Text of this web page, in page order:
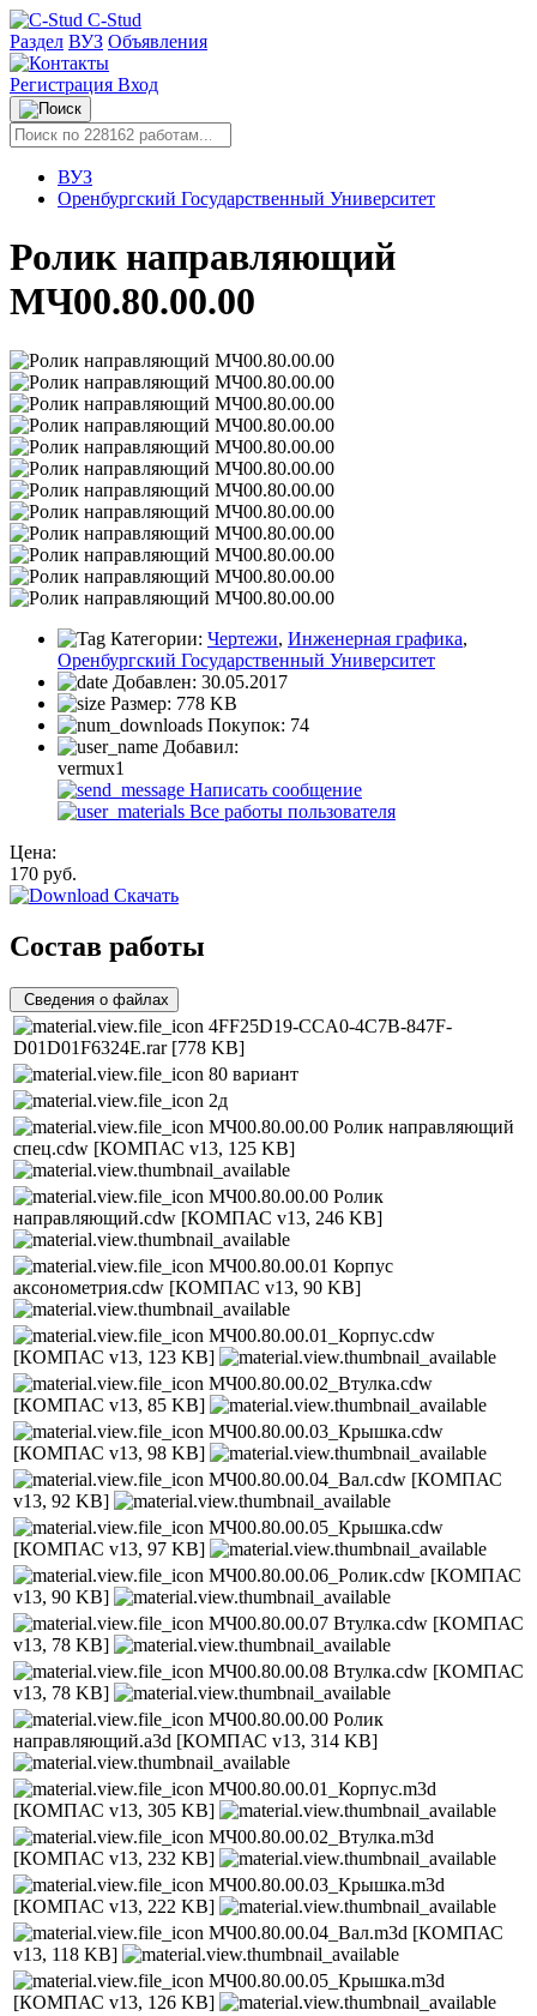
C-Stud
Раздел ВУЗ Объявления
Регистрация Вход
ВУЗ
Оренбургский Государственный Университет
Ролик направляющий
МЧ00.80.00.00
Категории: Чертежи, Инженерная графика,
Оренбургский Государственный Университет
Добавлен: 30.05.2017
Размер: 778 KB
Покупок: 74
Добавил:
vermux1
Написать сообщение
Все работы пользователя
Цена:
170 руб.
Скачать
Состав работы
Сведения о файлах
4FF25D19-CCA0-4C7B-847F-
D01D01F6324E.rar [778 KB]
80 вариант
2д
МЧ00.80.00.00 Ролик направляющий
спец.cdw [КОМПАС v13, 125 KB]
МЧ00.80.00.00 Ролик
направляющий.cdw [КОМПАС v13, 246 KB]
МЧ00.80.00.01 Корпус
аксонометрия.cdw [КОМПАС v13, 90 KB]
МЧ00.80.00.01_Корпус.cdw
[КОМПАС v13, 123 KB]
МЧ00.80.00.02_Втулка.cdw
[КОМПАС v13, 85 KB]
МЧ00.80.00.03_Крышка.cdw
[КОМПАС v13, 98 KB]
МЧ00.80.00.04_Вал.cdw [КОМПАС
v13, 92 KB]
МЧ00.80.00.05_Крышка.cdw
[КОМПАС v13, 97 KB]
МЧ00.80.00.06_Ролик.cdw [КОМПАС
v13, 90 KB]
МЧ00.80.00.07 Втулка.cdw [КОМПАС
v13, 78 KB]
МЧ00.80.00.08 Втулка.cdw [КОМПАС
v13, 78 KB]
МЧ00.80.00.00 Ролик
направляющий.a3d [КОМПАС v13, 314 KB]
МЧ00.80.00.01_Корпус.m3d
[КОМПАС v13, 305 KB]
МЧ00.80.00.02_Втулка.m3d
[КОМПАС v13, 232 KB]
МЧ00.80.00.03_Крышка.m3d
[КОМПАС v13, 222 KB]
МЧ00.80.00.04_Вал.m3d [КОМПАС
v13, 118 KB]
МЧ00.80.00.05_Крышка.m3d
[КОМПАС v13, 126 KB]